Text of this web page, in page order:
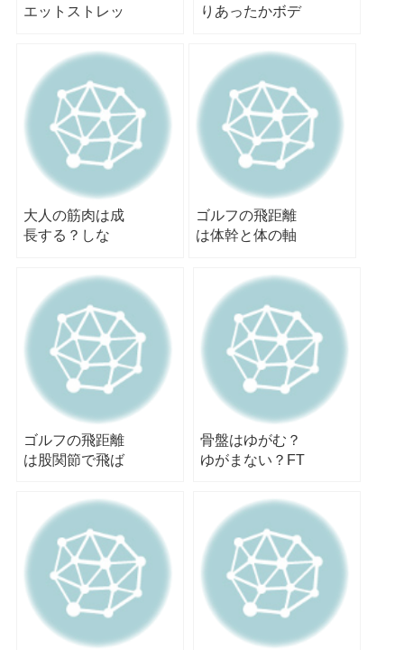
エットストレッ
りあったかボデ
大人の筋肉は成
長する？しな
ッチトレーニン
ゴルフの飛距離
は体幹と体の軸
ゴルフの飛距離
は股関節で飛ば
骨盤はゆがむ？
ゆがまない？FT
トレッチ